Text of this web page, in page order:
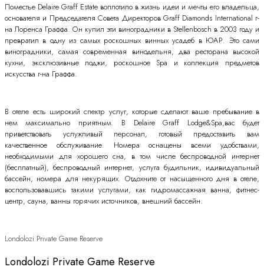
Поместье Delaire Graff Estate воплотило в жизнь идеи и мечты его владельца,
основателя и Председателя Совета Директоров Graff Diamonds International г-
на Лоренса Граффа. Он купил эти виноградники в Stellenbosch в 2003 году и
превратил в одну из самых роскошных винных усадеб в ЮАР. Это сами
виноградники, самая современная винодельня, два ресторана высокой
кухни, эксклюзивные лоджи, роскошное Spa и коллекция предметов
искусства г-на Граффа.
В отеле есть широкий спектр услуг, которые сделают ваше пребывание в
нем максимально приятным. В Delaire Graff Lodge&Spa,вас будет
приветствовать услужливый персонал, готовый предоставить вам
качественное обслуживание. Номера оснащены всеми удобствами,
необходимыми для хорошего сна, в том числе беспроводной интернет
(бесплатный), беспроводный интернет, услуга будильник, идивидуальный
бассейн, номера для некурящих. Отдохните от насыщенного дня в отеле,
воспользовавшись такими услугами, как гидромассажная ванна, фитнес-
центр, сауна, ванны горячих источников, внешний бассейн.
Londolozi Private Game Reserve
Londolozi Private Game Reserve